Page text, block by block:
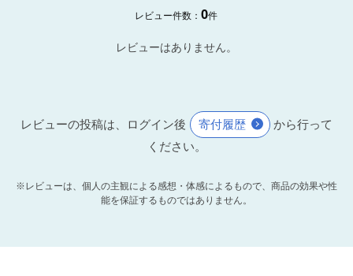
レビュー件数：0件
レビューはありません。
レビューの投稿は、ログイン後 寄付履歴
から行って
ください。
※レビューは、個人の主観による感想・体感によるもので、商品の効果や性
能を保証するものではありません。